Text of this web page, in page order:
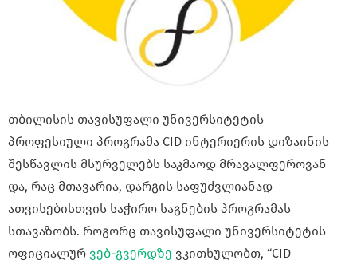
თბილისის თავისუფალი უნივერსიტეტის
პროფესიული პროგრამა CID ინტერიერის დიზაინის
შესწავლის მსურველებს საკმაოდ მრავალფეროვან
და, რაც მთავარია, დარგის საფუძვლიანად
ათვისებისთვის საჭირო საგნების პროგრამას
სთავაზობს. როგორც თავისუფალი უნივერსიტეტის
ოფიციალურ ვებ-გვერდზე ვკითხულობთ, “CID